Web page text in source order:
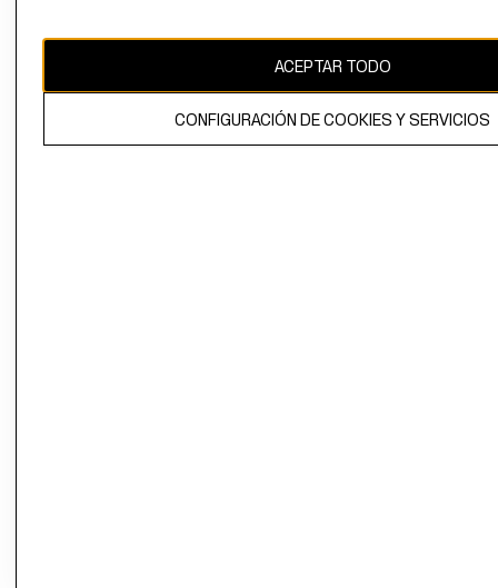
El contenido de esta página web está protegido por copyright y es
propiedad de H&M Hennes & Mauritz AB.
ACEPTAR TODO
CONFIGURACIÓN DE COOKIES Y SERVICIOS